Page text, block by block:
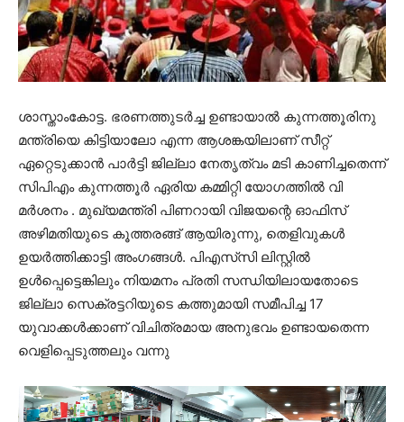
ശാസ്താംകോട്ട. ഭരണത്തുടർച്ച ഉണ്ടായാൽ കുന്നത്തൂരിനു
മന്ത്രിയെ കിട്ടിയാലോ എന്ന ആശങ്കയിലാണ് സീറ്റ്
ഏറ്റെടുക്കാൻ പാർട്ടി ജില്ലാ നേതൃത്വം മടി കാണിച്ചതെന്ന്
സിപിഎം കുന്നത്തൂർ ഏരിയ കമ്മിറ്റി യോഗത്തിൽ വി
മർശനം . മുഖ്യമന്ത്രി പിണറായി വിജയന്റെ ഓഫിസ്
അഴിമതിയുടെ കൂത്തരങ്ങ് ആയിരുന്നു, തെളിവുകൾ
ഉയർത്തിക്കാട്ടി അംഗങ്ങള്‍. പിഎസ്‌സി ലിസ്റ്റിൽ
ഉൾപ്പെട്ടെങ്കിലും നിയമനം പ്രതി സന്ധിയിലായതോടെ
ജില്ലാ സെക്രട്ടറിയുടെ കത്തുമായി സമീപിച്ച 17
യുവാക്കൾക്കാണ് വിചിത്രമായ അനുഭവം ഉണ്ടായതെന്ന
വെളിപ്പെടുത്തലും വന്നു